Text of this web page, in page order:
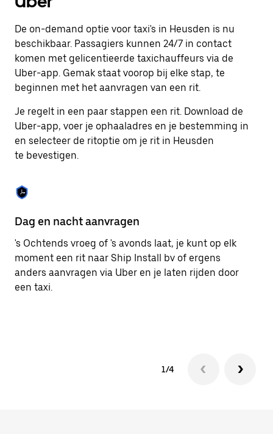
een
te
selecteren.
Druk
op
Escape
om
agenda
sluiten.
De on-demand optie voor taxi's in Heusden is nu
beschikbaar. Passagiers kunnen 24/7 in contact
komen met gelicentieerde taxichauffeurs via de
Uber-app. Gemak staat voorop bij elke stap, te
beginnen met het aanvragen van een rit.
Je regelt in een paar stappen een rit. Download de
Uber-app, voer je ophaaladres en je bestemming in
en selecteer de ritoptie om je rit in Heusden
te bevestigen.
Dag en nacht aanvragen
's Ochtends vroeg of 's avonds laat, je kunt op elk
moment een rit naar Ship Install bv of ergens
anders aanvragen via Uber en je laten rijden door
een taxi.
1/4